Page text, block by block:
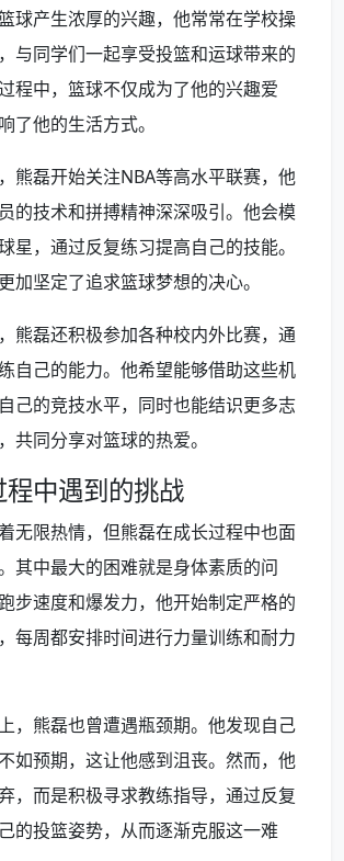
球产生浓厚的兴趣，他常常在学校操
与同学们一起享受投篮和运球带来的
程中，篮球不仅成为了他的兴趣爱
了他的生活方式。
熊磊开始关注NBA等高水平联赛，他
的技术和拼搏精神深深吸引。他会模
星，通过反复练习提高自己的技能。
加坚定了追求篮球梦想的决心。
熊磊还积极参加各种校内外比赛，通
自己的能力。他希望能够借助这些机
己的竞技水平，同时也能结识更多志
共同分享对篮球的热爱。
中遇到的挑战
无限热情，但熊磊在成长过程中也面
其中最大的困难就是身体素质的问
步速度和爆发力，他开始制定严格的
每周都安排时间进行力量训练和耐力
，熊磊也曾遭遇瓶颈期。他发现自己
如预期，这让他感到沮丧。然而，他
，而是积极寻求教练指导，通过反复
的投篮姿势，从而逐渐克服这一难